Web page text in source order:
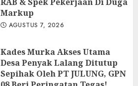
Markup
AGUSTUS 7, 2026
Kades Murka Akses Utama
Desa Penyak Lalang Ditutup
Sepihak Oleh PT JULUNG, GPN